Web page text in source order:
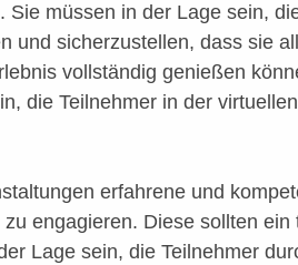
müssen in der Lage sein,
und sicherzustellen, dass sie
vollständig genießen
die Teilnehmer in der
erfahrene und
engagieren. Diese sollten ein
Lage sein, die Teilnehmer